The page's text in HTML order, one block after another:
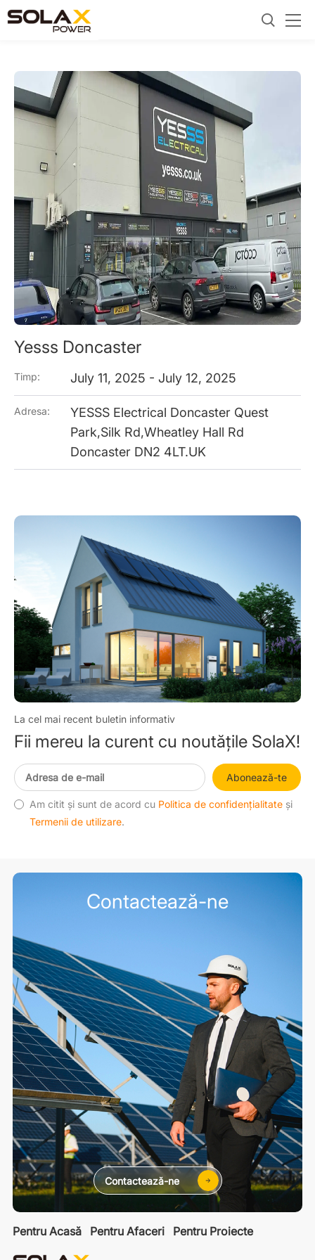
Yesss Doncaster
Timp: July 11, 2025 - July 12, 2025
Adresa:
YESSS Electrical Doncaster Quest
Park,Silk Rd,Wheatley Hall Rd
Doncaster DN2 4LT.UK
La cel mai recent buletin informativ
Fii mereu la curent cu noutățile SolaX!
Abonează-te
Am citit și sunt de acord cu Politica de confidențialitate și
Termenii de utilizare.
Pentru Acasă Pentru Afaceri Pentru Proiecte
Contactează-ne
Contactează-ne